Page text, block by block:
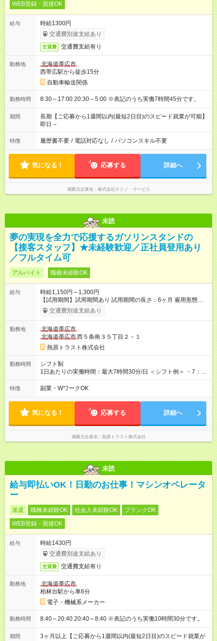
WEB登録・面接OK
給与
時給1300円
交通費別途支給あり
交通費 交通費支給有り
勤務地
北海道帯広市
西帯広駅から徒歩15分
自動車輸送関係
勤務時間 8:30～17:00 20:30～5:00 ※表記のうち実働7時間45分です。
期間
長期【ご応募から1週間以内(最短2日目)のスピード就業が可能】
即日～
特徴 履歴書不要 / 電話対応なし / パソコンスキル不要
気になる！ 応募する 詳細へ
掲載元企業名 株式会社テクノ・サービス
未読
夢の実現を全力で応援するガソリンスタンドの
【接客スタッフ】★未経験歓迎／正社員登用あり
／フルタイム可
アルバイト 職種未経験OK
給与
時給1,150円～1,300円
【試用期間】試用期間あり 試用期間の長さ：6ヶ月 雇用形態、
給与は本採用時と同じです。
交通費別途支給あり
勤務地
北海道帯広市
北海道帯広市西５条南３５丁目２－１
熱原トラスト株式会社
勤務時間
シフト制
1日あたりの実働時間：最大7時間30分/日 ＜シフト例＞ ・7：30
～16：00 ・9：00～17：30 ・10：00～18：30
特徴 副業・WワークOK
気になる！ 応募する 詳細へ
掲載元企業名 熱原トラスト株式会社
未読
給与即払いOK！日勤のお仕事！マシンオペレータ
ー
派遣 職種未経験OK 社会人未経験OK
ブランクOK
WEB登録・面接OK
給与
時給1430円
交通費別途支給あり
交通費 交通費支給有り
勤務地
北海道帯広市
柏林台駅から車6分
電子・機械系メーカー
勤務時間 8:40～20:40 20:40～8:40 ※表記のうち実働10時間30分です。
期間
3ヶ月以上【ご応募から1週間以内(最短2日目)のスピード就業が